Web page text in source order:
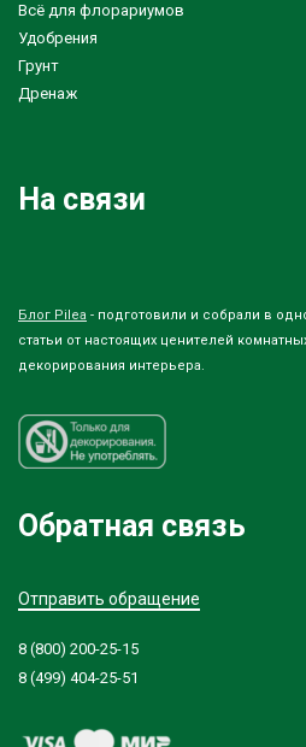
Всё для флорариумов
Удобрения
Грунт
Дренаж
На связи
Блог Pilea - подготовили и собрали в
статьи от настоящих ценителей
декорирования интерьера.
Обратная связь
Отправить обращение
8 (800) 200-25-15
8 (499) 404-25-51